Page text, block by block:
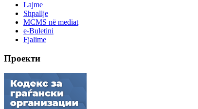
Lajme
Shpallje
MCMS në mediat
e-Buletini
Fjalime
Проекти